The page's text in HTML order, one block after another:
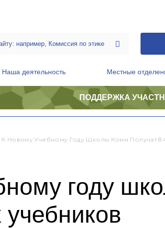
Наша деятельность Местные
ПОДДЕРЖКА
К Новому Учебному Году Школы Коми Получат
году